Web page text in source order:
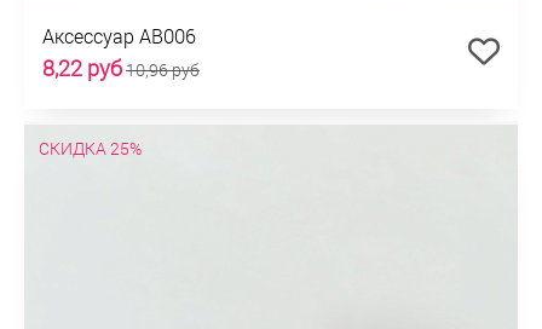
Аксессуар АВ006
8,22 руб10,96 руб
СКИДКА 25%